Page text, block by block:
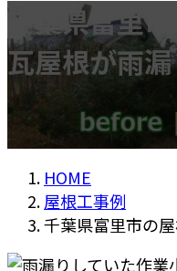
千葉県富里
瓦屋根が雨
HOME
屋根工事例
千葉県富里市の